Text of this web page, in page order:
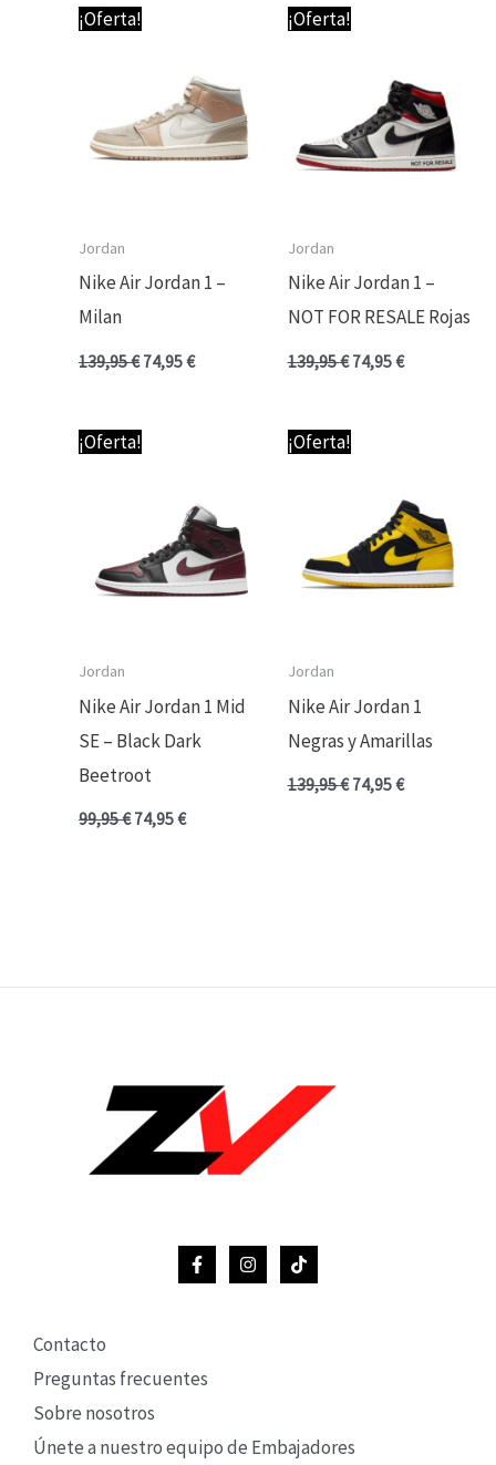
¡Oferta!
Jordan
Nike Air Jordan 1 –
Milan
139,95€
139,95 €.
74,95€
es:
74,95 €.
¡Oferta!
Jordan
Nike Air Jordan 1 –
NOT FOR RESALE Rojas
139,95€
El
precio
139,95 €.
74,95€
74,95 €.
¡Oferta!
Jordan
Nike Air Jordan 1 Mid
SE – Black Dark
Beetroot
99,95€
El
precio
99,95 €.
74,95€
74,95 €.
¡Oferta!
Jordan
Nike Air Jordan 1
Negras y Amarillas
139,95€
El
precio
139,95 €.
74,95€
es:
74,95 €.
Contacto
Preguntas frecuentes
Sobre nosotros
Únete a nuestro equipo de Embajadores